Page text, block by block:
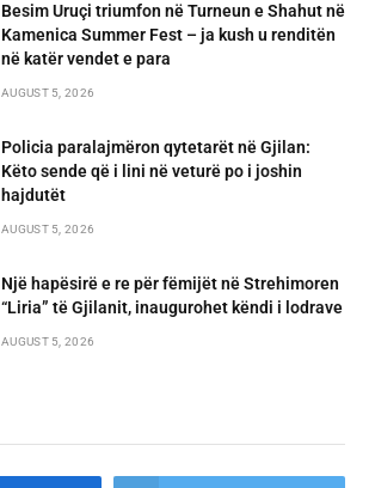
Besim Uruçi triumfon në Turneun e Shahut në
Kamenica Summer Fest – ja kush u renditën
në katër vendet e para
AUGUST 5, 2026
Policia paralajmëron qytetarët në Gjilan:
Këto sende që i lini në veturë po i joshin
hajdutët
AUGUST 5, 2026
Një hapësirë e re për fëmijët në Strehimoren
“Liria” të Gjilanit, inaugurohet këndi i lodrave
AUGUST 5, 2026